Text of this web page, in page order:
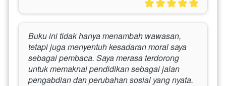
Buku ini tidak hanya menambah wawasan,
tetapi juga menyentuh kesadaran moral saya
sebagai pembaca. Saya merasa terdorong
untuk memaknai pendidikan sebagai jalan
pengabdian dan perubahan sosial yang nyata.